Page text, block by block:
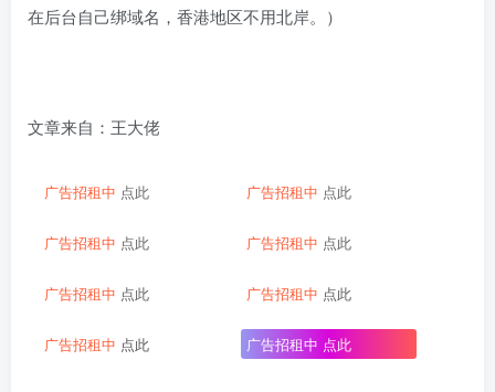
在后台自己绑域名，香港地区不用北岸。）
文章来自：王大佬
广告招租中 点此 广告招租中 点此
广告招租中 点此 广告招租中 点此
广告招租中 点此 广告招租中 点此
广告招租中 点此 广告招租中 点此